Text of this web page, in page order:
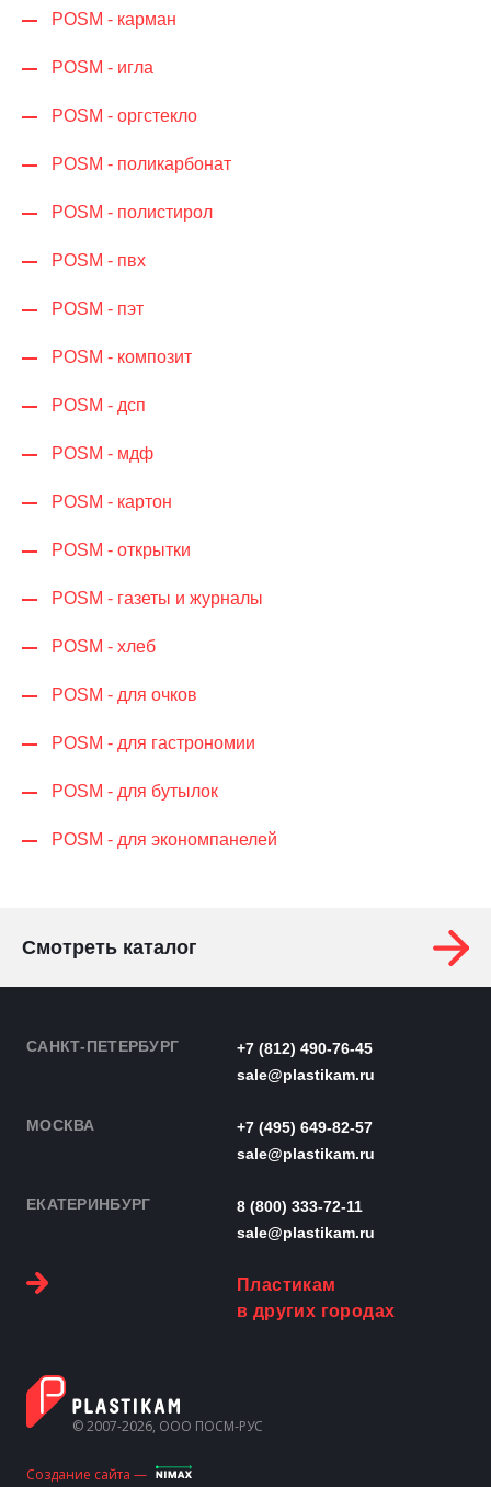
POSM - карман
POSM - игла
POSM - оргстекло
POSM - поликарбонат
POSM - полистирол
POSM - пвх
POSM - пэт
POSM - композит
POSM - дсп
POSM - мдф
POSM - картон
POSM - открытки
POSM - газеты и журналы
POSM - хлеб
POSM - для очков
POSM - для гастрономии
POSM - для бутылок
POSM - для экономпанелей
Смотреть каталог
САНКТ-ПЕТЕРБУРГ
+7 (812) 490-76-45
sale@plastikam.ru
МОСКВА
+7 (495) 649-82-57
sale@plastikam.ru
ЕКАТЕРИНБУРГ
8 (800) 333-72-11
sale@plastikam.ru
Пластикам
в других городах
© 2007-2026, ООО ПОСМ-РУС
Создание сайта —